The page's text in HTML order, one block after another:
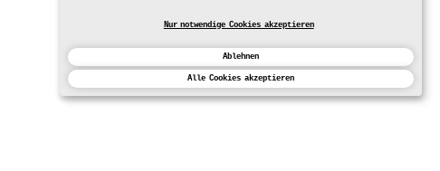
Nur notwendige Cookies akzeptieren
Ablehnen
Alle Cookies akzeptieren